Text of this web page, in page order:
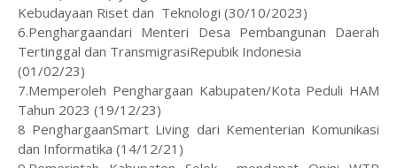
Kebudayaan Riset dan Teknologi (30/10/2023)
6.Penghargaandari Menteri Desa Pembangunan Daerah
Tertinggal dan TransmigrasiRepubik Indonesia
(01/02/23)
7.Memperoleh Penghargaan Kabupaten/Kota Peduli HAM
Tahun 2023 (19/12/23)
8 PenghargaanSmart Living dari Kementerian Komunikasi
dan Informatika (14/12/21)